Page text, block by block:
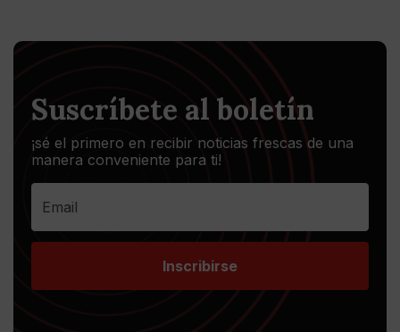
Suscríbete al boletín
¡sé el primero en recibir noticias frescas de una
manera conveniente para ti!
Inscribirse